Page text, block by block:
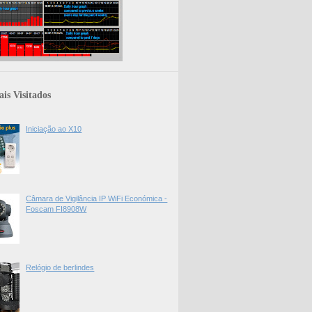
Visitados
Iniciação ao X10
Câmara de Vigilância IP WiFi Económica -
Foscam FI8908W
Relógio de berlindes